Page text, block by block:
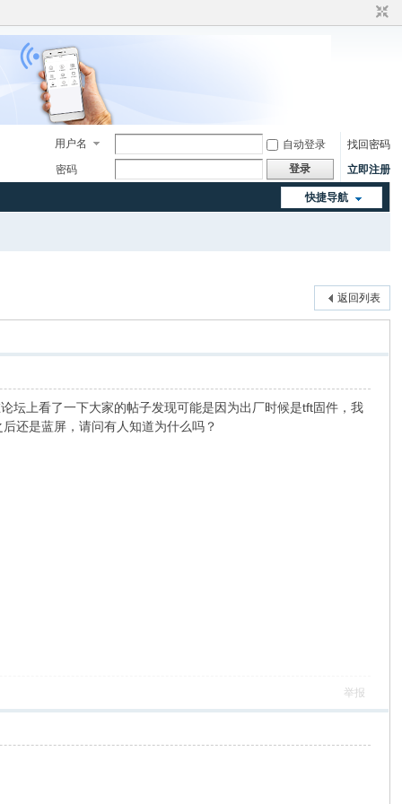
用户名 自动登录
找回密码
密码
登录 立即注册
快捷导航
返回列表
坛上看了一下大家的帖子发现可能是因为出厂时候是tft固件，我
还是蓝屏，请问有人知道为什么吗？
举报